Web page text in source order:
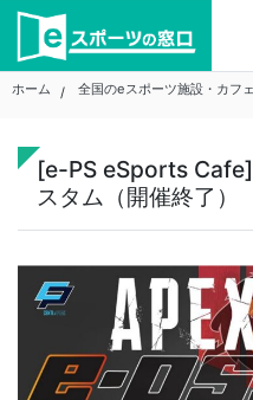
Skip
content
ホーム 全国のeスポーツ施設・カフェ
[e-PS eSports
スタム（開催終了）